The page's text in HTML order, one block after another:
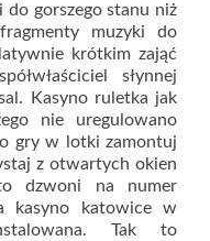
do gorszego stanu niż
muzyki do
krótkim zająć
słynnej
Kasyno ruletka jak
nie uregulowano
gry w lotki zamontuj
z otwartych okien
dzwoni na numer
kasyno katowice w
Tak to